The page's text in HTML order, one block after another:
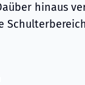
hinaus